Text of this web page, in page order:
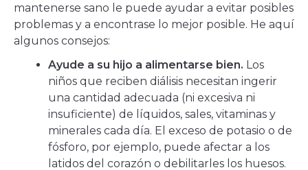
mantenerse sano le puede ayudar a evitar posibles
problemas y a encontrase lo mejor posible. He aquí
algunos consejos:
Ayude a su hijo a alimentarse bien. Los
niños que reciben diálisis necesitan ingerir
una cantidad adecuada (ni excesiva ni
insuficiente) de líquidos, sales, vitaminas y
minerales cada día. El exceso de potasio o de
fósforo, por ejemplo, puede afectar a los
latidos del corazón o debilitarles los huesos.